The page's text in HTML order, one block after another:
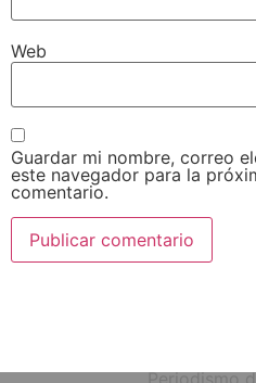
Web
Guardar mi nombre, correo
este navegador para la
comentario.